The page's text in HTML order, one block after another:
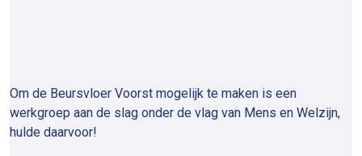
Om de Beursvloer Voorst mogelijk te maken is een
werkgroep aan de slag onder de vlag van Mens en Welzijn,
hulde daarvoor!